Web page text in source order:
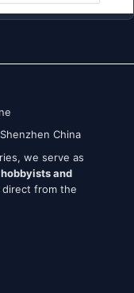
China
we serve as
hobbyists and
from the